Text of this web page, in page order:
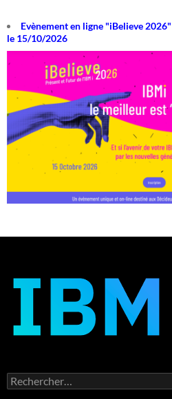
Evènement en ligne "iBelieve 2026"
le 15/10/2026
Rechercher :